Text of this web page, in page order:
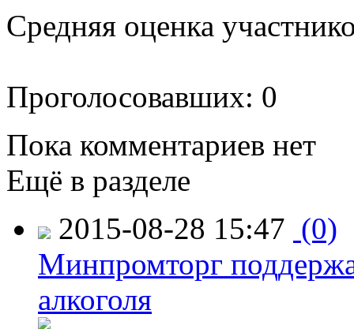
Средняя оценка
Проголосовавших: 0
Пока комментариев нет
Ещё в разделе
2015-08-28 15:47 (0)
Минпромторг
алкоголя